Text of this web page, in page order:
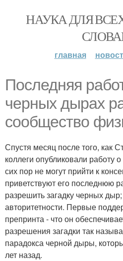
НАУКА ДЛЯ
главная
Последняя
черных дырах
сообщество
Спустя месяц после того, как
коллеги опубликовали работу
сих пор не могут прийти к
приветствуют его последнюю
разрешить загадку черных
авторитетности. Первые
препринта - что он
разрешения загадки так
парадокса черной дыры,
лет назад.